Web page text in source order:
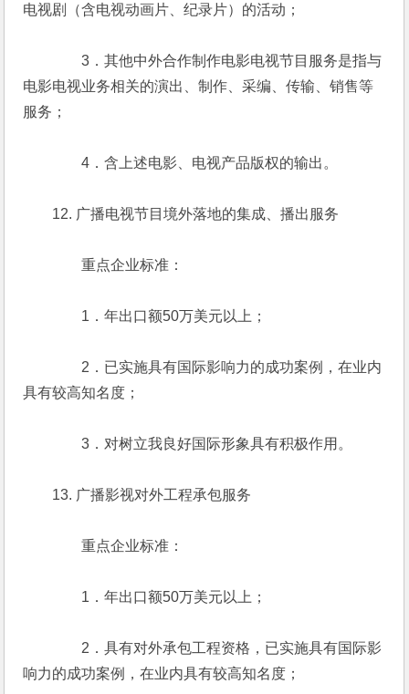
电视剧（含电视动画片、纪录片）的活动；
3．其他中外合作制作电影电视节目服务是指与
电影电视业务相关的演出、制作、采编、传输、销售等
服务；
4．含上述电影、电视产品版权的输出。
12. 广播电视节目境外落地的集成、播出服务
重点企业标准：
1．年出口额50万美元以上；
2．已实施具有国际影响力的成功案例，在业内
具有较高知名度；
3．对树立我良好国际形象具有积极作用。
13. 广播影视对外工程承包服务
重点企业标准：
1．年出口额50万美元以上；
2．具有对外承包工程资格，已实施具有国际影
响力的成功案例，在业内具有较高知名度；